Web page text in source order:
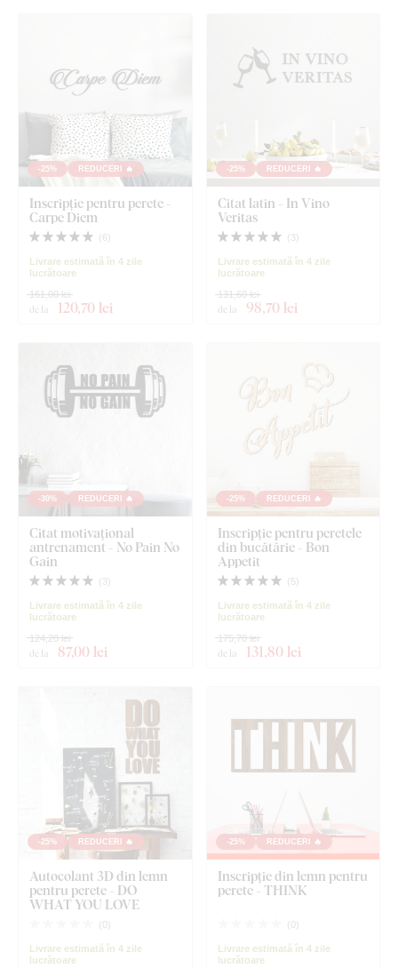
-25% REDUCERI 🔥
Inscripție pentru perete -
Carpe Diem
( 6 )
Livrare estimată în 4 zile
lucrătoare
de la 120,70 lei
161,00 lei
-25% REDUCERI 🔥
Citat latin - In Vino
Veritas
( 3)
Livrare estimată în 4 zile
lucrătoare
de la 98,70 lei
131,60 lei
-30% REDUCERI 🔥
Citat motivațional
antrenament - No Pain No
Gain
( 3)
Livrare estimată în 4 zile
lucrătoare
de la 87,00 lei
124,20 lei
-25% REDUCERI 🔥
Inscripție pentru peretele
din bucătărie - Bon
Appetit
( 5)
Livrare estimată în 4 zile
lucrătoare
de la 131,80 lei
175,70 lei
-25% REDUCERI 🔥
Autocolant 3D din lemn
pentru perete - DO
WHAT YOU LOVE
( 0)
Livrare estimată în 4 zile
lucrătoare
-25% REDUCERI 🔥
Inscripție din lemn pentru
perete - THINK
( 0)
Livrare estimată în 4 zile
lucrătoare